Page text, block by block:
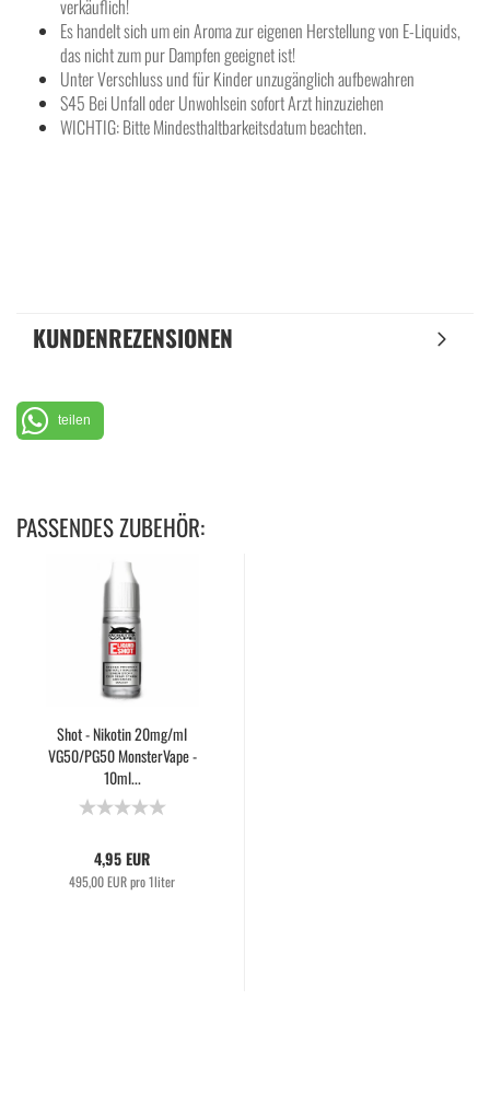
verkäuflich!
Es handelt sich um ein Aroma zur eigenen Herstellung von E-Liquids,
das nicht zum pur Dampfen geeignet ist!
Unter Verschluss und für Kinder unzugänglich aufbewahren
S45 Bei Unfall oder Unwohlsein sofort Arzt hinzuziehen
WICHTIG: Bitte Mindesthaltbarkeitsdatum beachten.
KUNDENREZENSIONEN
teilen
PASSENDES ZUBEHÖR:
Shot - Nikotin 20mg/ml
VG50/PG50 MonsterVape -
10ml...
4,95 EUR
495,00 EUR pro 1liter